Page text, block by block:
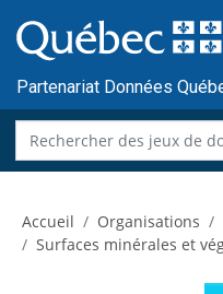
au
contenu
Partenariat Données
Accueil Organisations
Surfaces minérales et